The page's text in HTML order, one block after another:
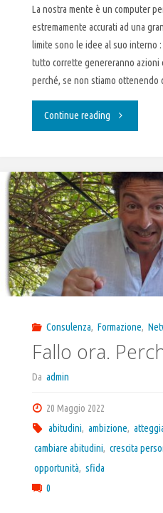
La nostra mente è un computer
estremamente accurati ad una
limite sono le idee al suo interno
tutto corrette genereranno azioni
perché, se non stiamo ottenendo
Continue reading "Prima
poi
Avere"
Consulenza, Formazione,
Fallo ora.
Da admin
20 Maggio 2022
abitudini, ambizione,
cambiare abitudini, crescita
opportunità, sfida
0